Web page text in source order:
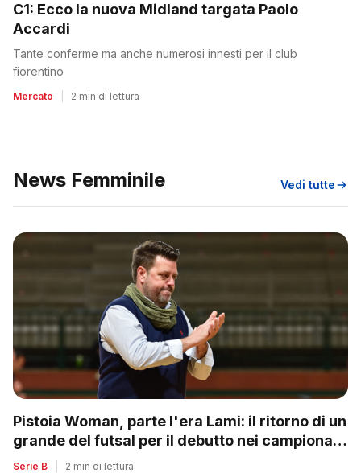
C1: Ecco la nuova Midland targata Paolo
Accardi
Tante conferme ma anche numerosi innesti per il club
fiorentino
Mercato 2 min di lettura
News Femminile Vedi tutte
Pistoia Woman, parte l'era Lami: il ritorno di un
grande del futsal per il debutto nei campionati
nazionali
Serie B 2 min di lettura